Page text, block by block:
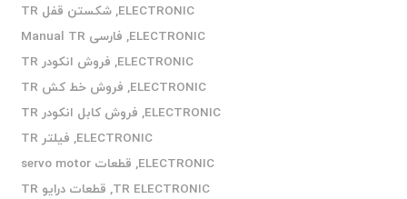
ELECTRONIC
,
شکستن قفل TR
ELECTRONIC
,
فارسی Manual TR
ELECTRONIC
,
فروش انکودر TR
ELECTRONIC
,
فروش خط کش TR
ELECTRONIC
,
فروش کابل انکودر TR
ELECTRONIC
,
فیلتر TR
ELECTRONIC
,
قطعات servo motor
TR ELECTRONIC
,
قطعات درایو TR